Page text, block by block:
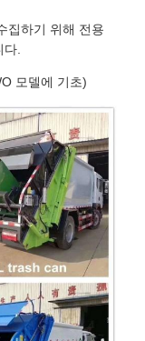
집하기 위해 전용
다.
모델에 기초)